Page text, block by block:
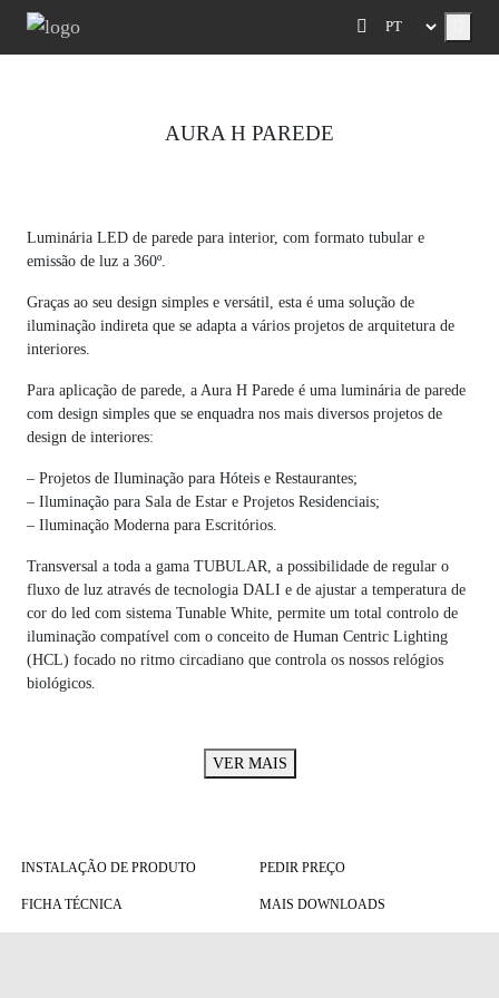
AURA H PAREDE
Luminária LED de parede para interior, com formato tubular e
emissão de luz a 360º.
Graças ao seu design simples e versátil, esta é uma solução de
iluminação indireta que se adapta a vários projetos de arquitetura de
interiores.
Para aplicação de parede, a Aura H Parede é uma luminária de parede
com design simples que se enquadra nos mais diversos projetos de
design de interiores:
– Projetos de Iluminação para Hóteis e Restaurantes;
– Iluminação para Sala de Estar e Projetos Residenciais;
– Iluminação Moderna para Escritórios.
Transversal a toda a gama TUBULAR, a possibilidade de regular o
fluxo de luz através de tecnologia DALI e de ajustar a temperatura de
cor do led com sistema Tunable White, permite um total controlo de
iluminação compatível com o conceito de Human Centric Lighting
(HCL) focado no ritmo circadiano que controla os nossos relógios
biológicos.
VER MAIS
INSTALAÇÃO DE PRODUTO PEDIR PREÇO
FICHA TÉCNICA MAIS DOWNLOADS